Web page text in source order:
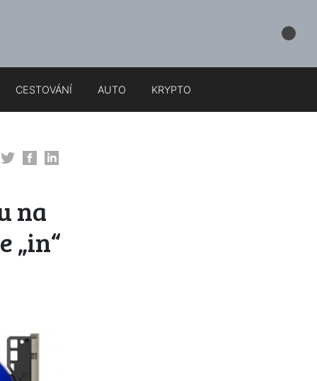
CESTOVÁNÍ AUTO KRYPTO
na
„in“